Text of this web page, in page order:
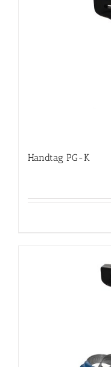
Handtag PG-K